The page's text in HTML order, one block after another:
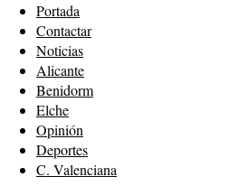
Portada
Contactar
Noticias
Alicante
Benidorm
Elche
Opinión
Deportes
C. Valenciana